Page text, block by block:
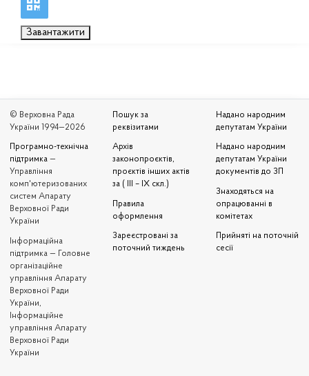
Завантажити
© Верховна Рада
України 1994—2026
Програмно-технічна
підтримка —
Управління
комп'ютеризованих
систем Апарату
Верховної Ради
України
Iнформаційна
підтримка — Головне
організаційне
управління Апарату
Верховної Ради
України,
Інформаційне
управління Апарату
Верховної Ради
України
Пошук за
реквізитами
Архів
законопроєктів,
проєктів інших актів
за ( III – IX скл.)
Правила
оформлення
Зареєстровані за
поточний тиждень
Надано народним
депутатам України
Надано народним
депутатам України
документів до ЗП
Знаходяться на
опрацюванні в
комітетах
Прийняті на поточній
сесії